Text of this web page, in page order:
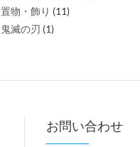
置物・飾り (11)
鬼滅の刃 (1)
お問い合わせ